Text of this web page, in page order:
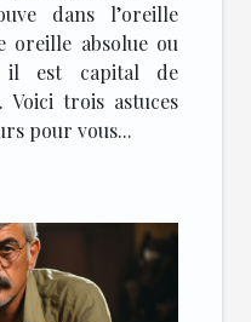
dans l’oreille
oreille absolue ou
il est capital de
trois astuces
pour vous...